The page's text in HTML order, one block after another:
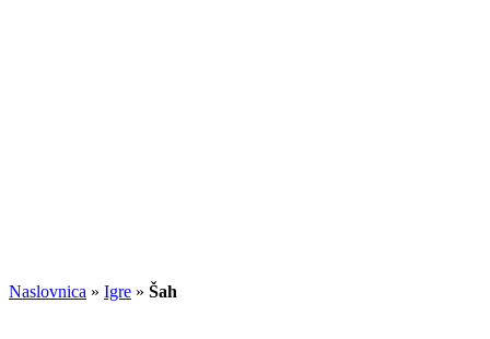
Naslovnica » Igre » Šah